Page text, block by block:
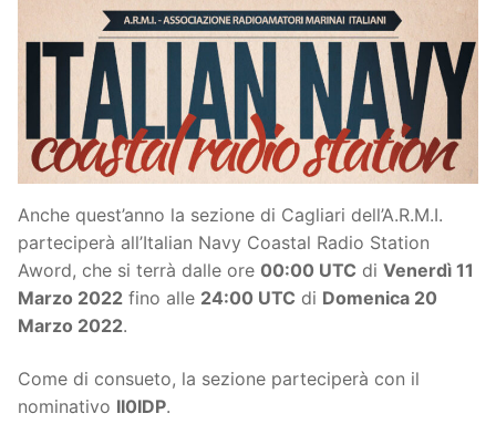
Anche quest’anno la sezione di Cagliari dell’A.R.M.I.
parteciperà all’Italian Navy Coastal Radio Station
Aword, che si terrà dalle ore 00:00 UTC di Venerdì 11
Marzo 2022 fino alle 24:00 UTC di Domenica 20
Marzo 2022.
Come di consueto, la sezione parteciperà con il
nominativo II0IDP.